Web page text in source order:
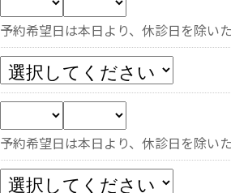
予約希望日は本日より、休診日を除い
予約希望日は本日より、休診日を除い